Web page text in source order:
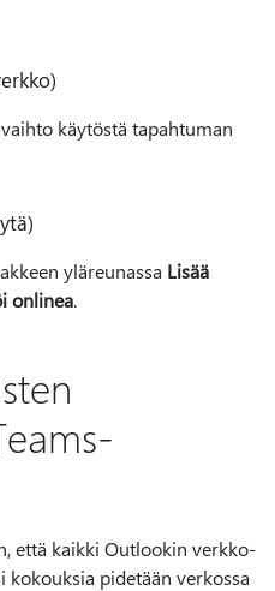
vaihto käytöstä tapahtuman
yläreunassa Lisää
onlinea.
että kaikki Outlookin verkko-
pidetään verkossa